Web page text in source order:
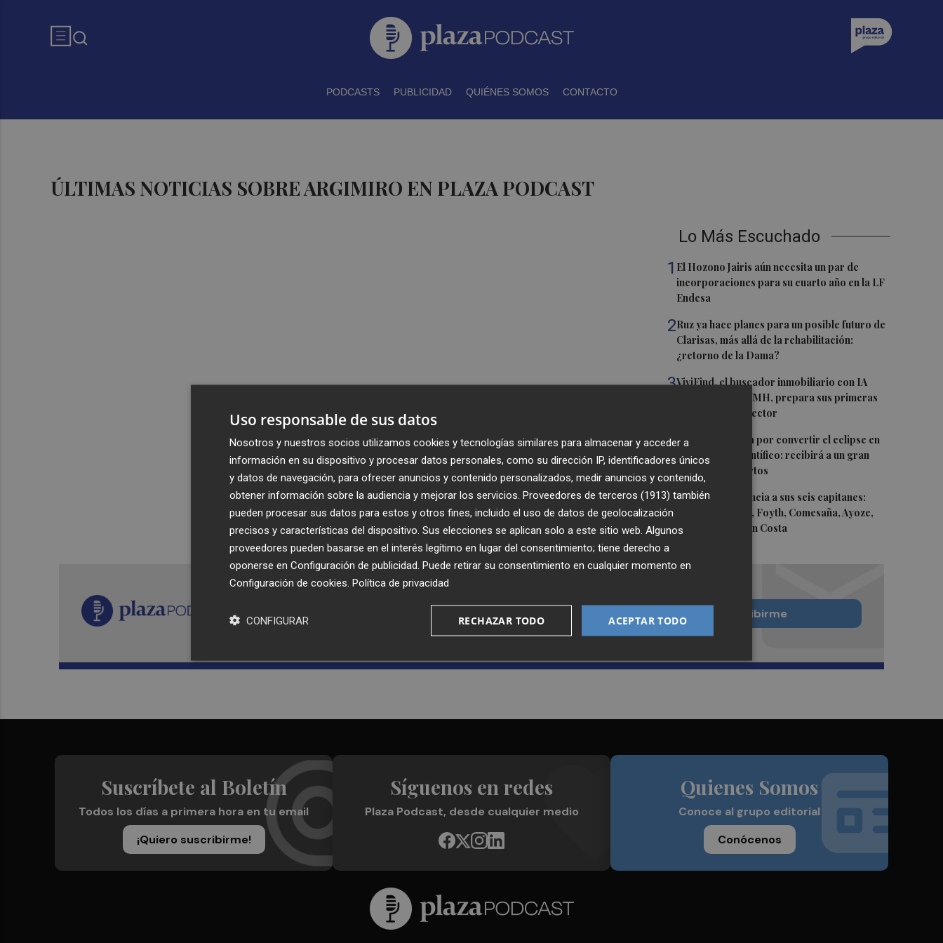
PODCASTS PUBLICIDAD QUIÉNES SOMOS CONTACTO
ÚLTIMAS NOTICIAS SOBRE ARGIMIRO EN PLAZA PODCAST
Lo Más Escuchado
1 El Hozono Jairis aún necesita un par de
incorporaciones para su cuarto año en la LF
Endesa
2Ruz ya hace planes para un posible futuro de
Clarisas, más allá de la rehabilitación:
¿retorno de la Dama?
3ViviFind, el buscador inmobiliario con IA
surgido del PCUMH, prepara sus primeras
alianzas con el sector
4Castelló apuesta por convertir el eclipse en
un referente científico: recibirá a un gran
equipo de expertos
5El Villarreal anuncia a sus seis capitanes:
Gerard Moreno, Foyth, Comesaña, Ayoze,
Cardona y Logan Costa
Recibe toda la actualidad de
Plaza Podcast en tu correo
Quiero suscribirme
Suscríbete al Boletín
Todos los días a primera hora en tu email
¡Quiero suscribirme!
Síguenos en redes
Plaza Podcast, desde cualquier medio
Quienes Somos
Conoce al grupo editorial
Conócenos
Uso responsable de sus datos
Nosotros y nuestros socios utilizamos cookies y tecnologías similares para almacenar y acceder a
información en su dispositivo y procesar datos personales, como su dirección IP, identificadores únicos
y datos de navegación, para ofrecer anuncios y contenido personalizados, medir anuncios y contenido,
obtener información sobre la audiencia y mejorar los servicios. Proveedores de terceros (1913) también
pueden procesar sus datos para estos y otros fines, incluido el uso de datos de geolocalización
precisos y características del dispositivo. Sus elecciones se aplican solo a este sitio web. Algunos
proveedores pueden basarse en el interés legítimo en lugar del consentimiento; tiene derecho a
oponerse en Configuración de publicidad . Puede retirar su consentimiento en cualquier momento en
Configuración de cookies Política de privacidad
ACEPTAR TODO
RECHAZAR TODO
CONFIGURAR